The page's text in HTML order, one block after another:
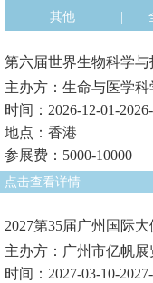
其他
第六届世界生物科学与
主办方：生命与医学
时间：2026-12-01-
地点：香港
参展费：5000-10000
点击查看详情
2027第35届广州国际
主办方：广州市亿帆展
时间：2027-03-10-